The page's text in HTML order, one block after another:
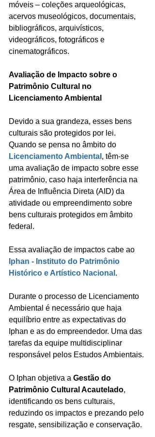
móveis – coleções arqueológicas,
acervos museológicos, documentais,
bibliográficos, arquivísticos,
videográficos, fotográficos e
cinematográficos.
Avaliação de Impacto sobre o
Patrimônio Cultural no
Licenciamento Ambiental
Devido a sua grandeza, esses bens
culturais são protegidos por lei.
Quando se pensa no âmbito do
Licenciamento Ambiental , têm-se
uma avaliação de impacto sobre esse
patrimônio, caso haja interferência na
Área de Influência Direta (AID) da
atividade ou empreendimento sobre
bens culturais protegidos em âmbito
federal.
Essa avaliação de impactos cabe ao
Iphan - Instituto do Patrimônio
Histórico e Artístico Nacional .
Durante o processo de Licenciamento
Ambiental é necessário que haja
equilíbrio entre as expectativas do
Iphan e as do empreendedor. Uma das
tarefas da equipe multidisciplinar
responsável pelos Estudos Ambientais.
O Iphan objetiva a Gestão do
Patrimônio Cultural Acautelado,
identificando os bens culturais,
reduzindo os impactos e prezando pelo
resgate, sensibilização e conservação.